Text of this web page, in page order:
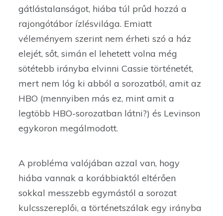
gátlástalanságot, hiába túl prűd hozzá a
rajongótábor ízlésvilága. Emiatt
véleményem szerint nem érheti szó a ház
elejét, sőt, simán el lehetett volna még
sötétebb irányba elvinni Cassie történetét,
mert nem lóg ki abból a sorozatból, amit az
HBO (mennyiben más ez, mint amit a
legtöbb HBO-sorozatban látni?) és Levinson
egykoron megálmodott.
A probléma valójában azzal van, hogy
hiába vannak a korábbiaktól eltérően
sokkal messzebb egymástól a sorozat
kulcsszereplői, a történetszálak egy irányba